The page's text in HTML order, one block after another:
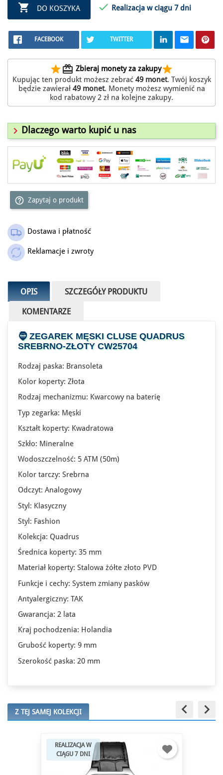
 DO KOSZYKA  Realizacja w ciągu 7 dni
FACEBOOK TWITTER
starredeem Zbieraj monety za zakupystar
Kupując ten produkt możesz zebrać 49monet. Twój koszyk
będzie zawierał 49monet. Monety możesz wymienić na
kod rabatowy 2 zł na kolejne zakupy.
 Dlaczego warto kupić u nas
help_outline Zapytaj o produkt
Dostawa i płatność
Reklamacje i zwroty
OPIS SZCZEGÓŁY PRODUKTU
KOMENTARZE
🧔ZEGAREK MĘSKI CLUSEQUADRUS
SREBRNO-ZŁOTY CW25704
Rodzaj paska: Bransoleta
Kolor koperty: Złota
Rodzaj mechanizmu: Kwarcowy na baterię
Typ zegarka: Męski
Kształt koperty: Kwadratowa
Szkło: Mineralne
Wodoszczelność: 5 ATM (50m)
Kolor tarczy: Srebrna
Odczyt: Analogowy
Styl: Klasyczny
Styl: Fashion
Kolekcja: Quadrus
Średnica koperty: 35 mm
Materiał koperty: Stalowa żółte złoto PVD
Funkcje i cechy: System zmiany pasków
Antyalergiczny: TAK
Gwarancja: 2 lata
Kraj pochodzenia: Holandia
Grubość koperty: 9 mm
Szerokość paska: 20 mm
Z TEJ SAMEJ KOLEKCJI keyboard_arrow_left
-10%
DOSTĘPNY OD
keyboard_arrow_right